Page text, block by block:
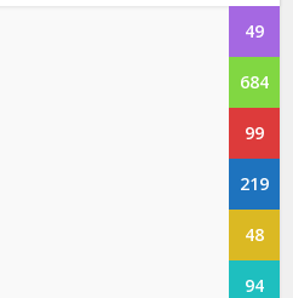
49
684
99
219
48
94